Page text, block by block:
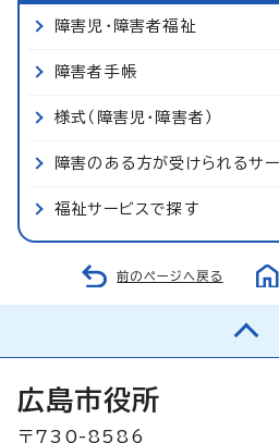
障害児・障害者福祉
障害者手帳
様式（障害児・障害者）
障害のある方が受けられるサ
福祉サービスで探す
前のページへ戻る
広島市役所
〒730-8586